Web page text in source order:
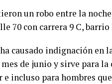
un robo entre la
70 con carrera 9 C,
causado indignación en
de junio y sirve para
e incluso para hombres